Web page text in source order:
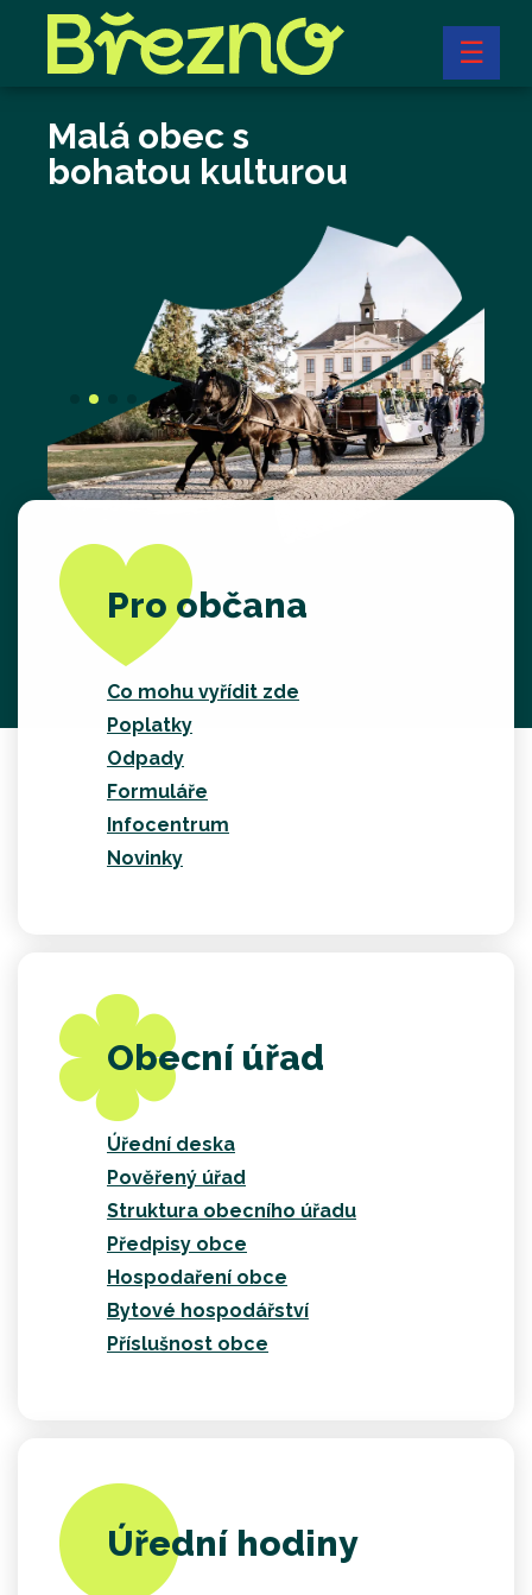
☰
Malá obec s
bohatou kulturou
Moderní obec s
vinařskou tradicí
Pro občana
Co mohu vyřídit zde
Poplatky
Odpady
Formuláře
Infocentrum
Novinky
Obecní úřad
Úřední deska
Pověřený úřad
Struktura obecního úřadu
Předpisy obce
Hospodaření obce
Bytové hospodářství
Příslušnost obce
Úřední hodiny